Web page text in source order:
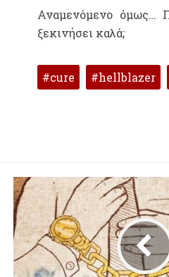
Αναμενόμενο όμως…
ξεκινήσει καλά;
cure hellblazer